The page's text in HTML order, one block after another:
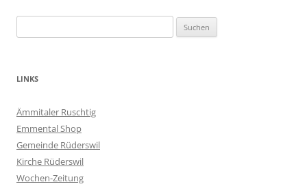
nach:
LINKS
Ämmitaler Ruschtig
Emmental Shop
Gemeinde Rüderswil
Kirche Rüderswil
Wochen-Zeitung